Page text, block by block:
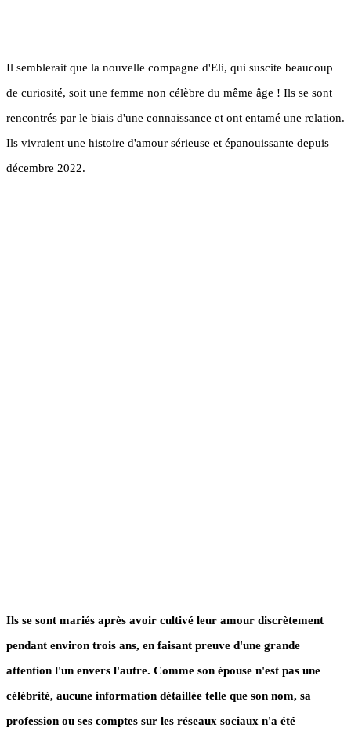
Il semblerait que la nouvelle compagne d'Eli, qui suscite beaucoup
de curiosité, soit une femme non célèbre du même âge ! Ils se sont
rencontrés par le biais d'une connaissance et ont entamé une relation.
Ils vivraient une histoire d'amour sérieuse et épanouissante depuis
décembre 2022.
Ils se sont mariés après avoir cultivé leur amour discrètement
pendant environ trois ans, en faisant preuve d'une grande
attention l'un envers l'autre. Comme son épouse n'est pas une
célébrité, aucune information détaillée telle que son nom, sa
profession ou ses comptes sur les réseaux sociaux n'a été